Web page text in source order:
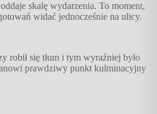
skalę wydarzenia. To moment,
widać jednocześnie na ulicy.
robił się tłum i tym wyraźniej było
prawdziwy punkt kulminacyjny